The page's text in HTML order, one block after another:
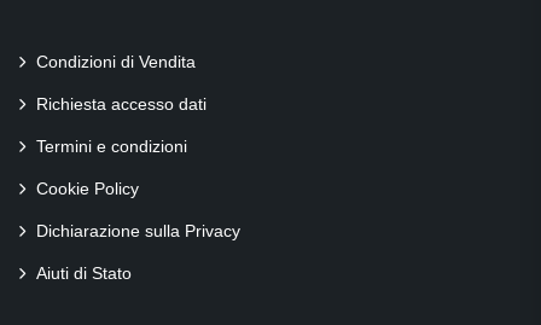
Condizioni di Vendita
Richiesta accesso dati
Termini e condizioni
Cookie Policy
Dichiarazione sulla Privacy
Aiuti di Stato